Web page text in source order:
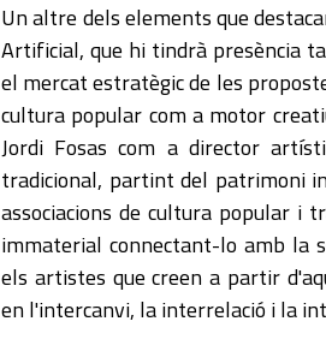
Un altre dels elements que
Artificial, que hi tindrà presència
el mercat estratègic de les
cultura popular com a motor
Jordi Fosas com a director
tradicional, partint del patrimoni
associacions de cultura popular i
immaterial connectant-lo amb la
els artistes que creen a partir
en l'intercanvi, la interrelació i la